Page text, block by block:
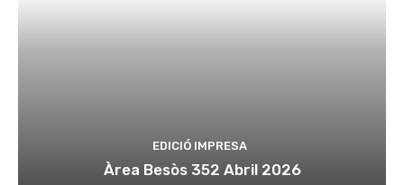
EDICIÓ IMPRESA
Àrea Besòs 352 Abril 2026